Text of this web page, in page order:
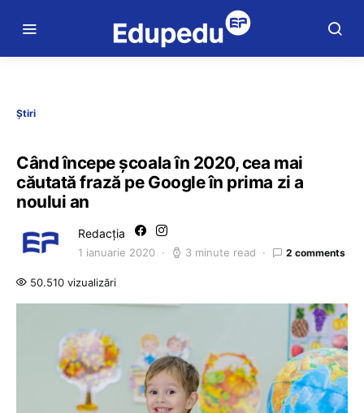
Știri
Când începe şcoala în 2020, cea mai
căutată frază pe Google în prima zi a
noului an
Redacția
1 ianuarie 2020 3 minute read 2 comments
50.510 vizualizări